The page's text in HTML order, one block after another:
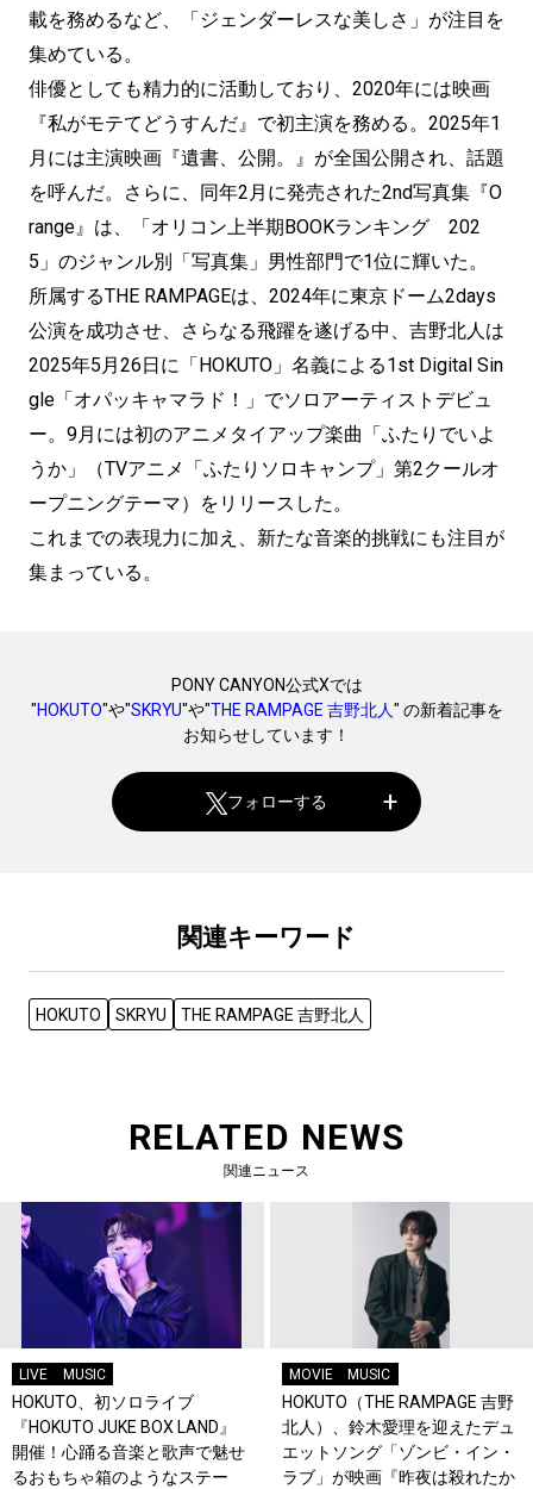
載を務めるなど、「ジェンダーレスな美しさ」が注目を
集めている。
俳優としても精力的に活動しており、2020年には映画
『私がモテてどうすんだ』で初主演を務める。2025年1
月には主演映画『遺書、公開。』が全国公開され、話題
を呼んだ。さらに、同年2月に発売された2nd写真集『O
range』は、「オリコン上半期BOOKランキング 202
5」のジャンル別「写真集」男性部門で1位に輝いた。
所属するTHE RAMPAGEは、2024年に東京ドーム2days
公演を成功させ、さらなる飛躍を遂げる中、吉野北人は
2025年5月26日に「HOKUTO」名義による1st Digital Sin
gle「オパッキャマラド！」でソロアーティストデビュ
ー。9月には初のアニメタイアップ楽曲「ふたりでいよ
うか」（TVアニメ「ふたりソロキャンプ」第2クールオ
ープニングテーマ）をリリースした。
これまでの表現力に加え、新たな音楽的挑戦にも注目が
集まっている。
PONY CANYON公式Xでは
"HOKUTO"や"SKRYU"や"THE RAMPAGE 吉野北人" の新着記事を
お知らせしています！
フォローする
関連キーワード
HOKUTO SKRYU THE RAMPAGE 吉野北人
RELATED NEWS
関連ニュース
LIVE MUSIC
HOKUTO、初ソロライブ
『HOKUTO JUKE BOX LAND』
開催！心踊る音楽と歌声で魅せ
るおもちゃ箱のようなステー
MOVIE MUSIC
HOKUTO（THE RAMPAGE 吉野
北人）、鈴木愛理を迎えたデュ
エットソング「ゾンビ・イン・
ラブ」が映画『昨夜は殺れたか